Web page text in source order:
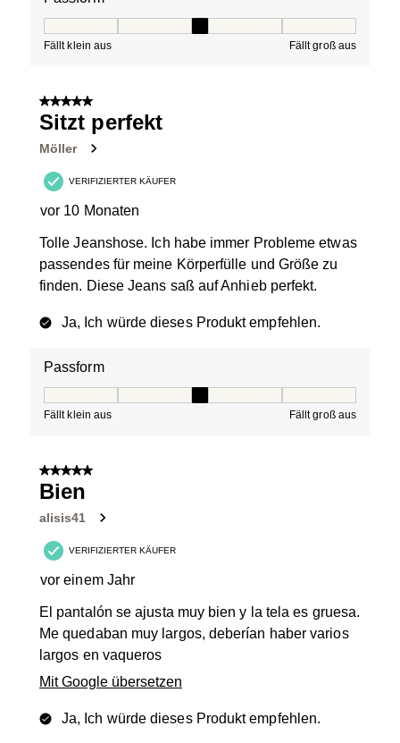
Fällt klein aus Fällt groß aus
5 von 5 Sternen.
Sitzt perfekt
Möller
VERIFIZIERTER KÄUFER
vor 10 Monaten
Tolle Jeanshose. Ich habe immer Probleme etwas
passendes für meine Körperfülle und Größe zu
finden. Diese Jeans saß auf Anhieb perfekt.
Ja, Ich würde dieses Produkt empfehlen.
Passform
Fällt klein aus Fällt groß aus
5 von 5 Sternen.
Bien
alisis41
VERIFIZIERTER KÄUFER
vor einem Jahr
El pantalón se ajusta muy bien y la tela es gruesa.
Me quedaban muy largos, deberían haber varios
largos en vaqueros
Mit Google übersetzen
Ja, Ich würde dieses Produkt empfehlen.